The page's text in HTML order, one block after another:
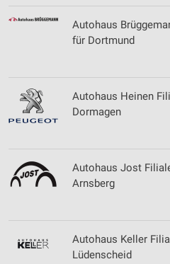
Autohaus
für Dortmund
Autohaus Heinen
Dormagen
Autohaus Jost
Arnsberg
Autohaus Keller
Lüdenscheid
personalisierter Werbung
Verwendung von Profilen zur
personalisierter Inhalte
Messung der Performance von
Analyse von Zielgruppen durch
Entwicklung und Verbesserung